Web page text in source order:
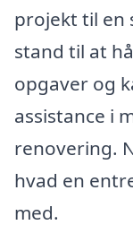
projekt til en
stand til at
opgaver og
assistance i
renovering.
hvad en
med.